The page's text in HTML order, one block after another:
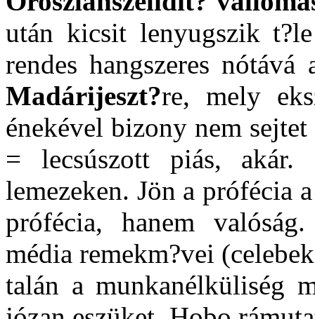
után kicsit lenyugszik
rendes hangszeres
Madárijeszt?re, mely
énekével bizony nem
= lecsúszott piás,
lemezeken. Jön a prófécia
prófécia, hanem
média remekm?vei
talán a munkanélküliség